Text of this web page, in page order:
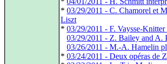
* 03/29/2011 - C. Chamorel et
Liszt
* 03/29/2011 - F. Vaysse-
03/29/2011 - Z. Bailey and A.
03/26/2011 - M.-A. Hamelin
* 03/24/2011 - Deux opéras de